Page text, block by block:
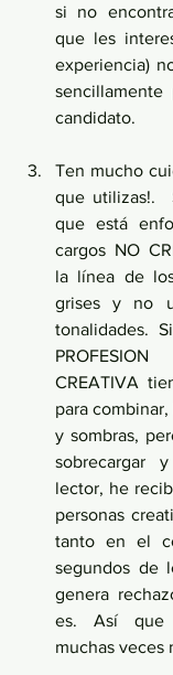
si no
que les
experiencia)
sencillamente
candidato.
Ten mucho
que utilizas!.
que está
cargos NO
la línea de
grises y no
tonalidades.
CREATIVA
para
y sombras,
sobrecargar
lector, he
personas
tanto en el
segundos de
genera
es. Así que
muchas veces